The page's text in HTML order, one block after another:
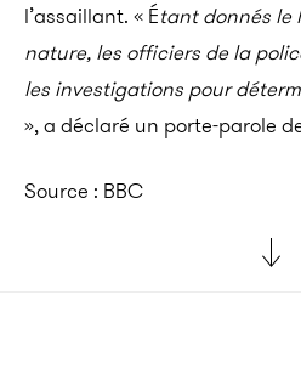
l’assaillant. « Étant donnés le
nature, les officiers de la
les investigations pour
», a déclaré un porte-parole
Source : BBC